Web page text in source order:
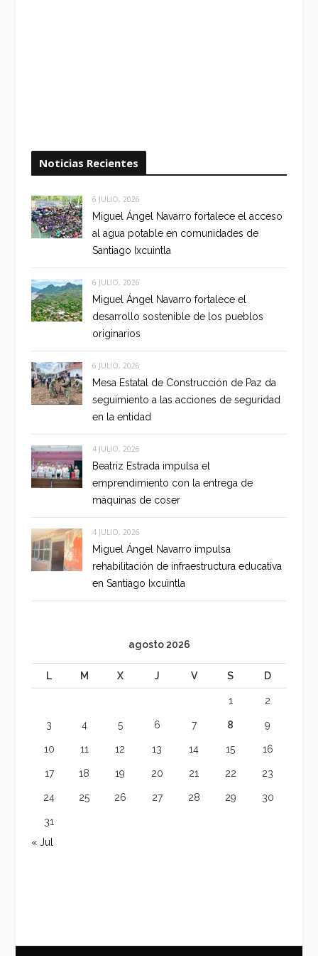
Noticias Recientes
6 JULIO, 2026
Miguel Ángel Navarro fortalece el acceso
al agua potable en comunidades de
Santiago Ixcuintla
6 JULIO, 2026
Miguel Ángel Navarro fortalece el
desarrollo sostenible de los pueblos
originarios
6 JULIO, 2026
Mesa Estatal de Construcción de Paz da
seguimiento a las acciones de seguridad
en la entidad
4 JULIO, 2026
Beatriz Estrada impulsa el
emprendimiento con la entrega de
máquinas de coser
4 JULIO, 2026
Miguel Ángel Navarro impulsa
rehabilitación de infraestructura educativa
en Santiago Ixcuintla
agosto 2026
L M X J V S D
1 2
3 4 5 6 7 8 9
10 11 12 13 14 15 16
17 18 19 20 21 22 23
24 25 26 27 28 29 30
31
« Jul